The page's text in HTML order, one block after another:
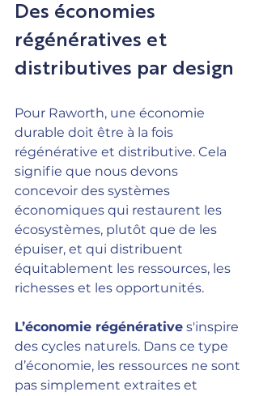
Des économies
régénératives et
distributives par design
Pour Raworth, une économie
durable doit être à la fois
régénérative et distributive. Cela
signifie que nous devons
concevoir des systèmes
économiques qui restaurent les
écosystèmes, plutôt que de les
épuiser, et qui distribuent
équitablement les ressources, les
richesses et les opportunités.
L’économie régénérative s'inspire
des cycles naturels. Dans ce type
d’économie, les ressources ne sont
pas simplement extraites et